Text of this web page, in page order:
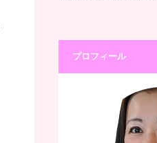
プロフィール